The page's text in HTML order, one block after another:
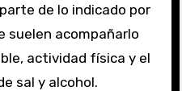
de lo indicado por
suelen acompañarlo
actividad física y el
sal y alcohol.